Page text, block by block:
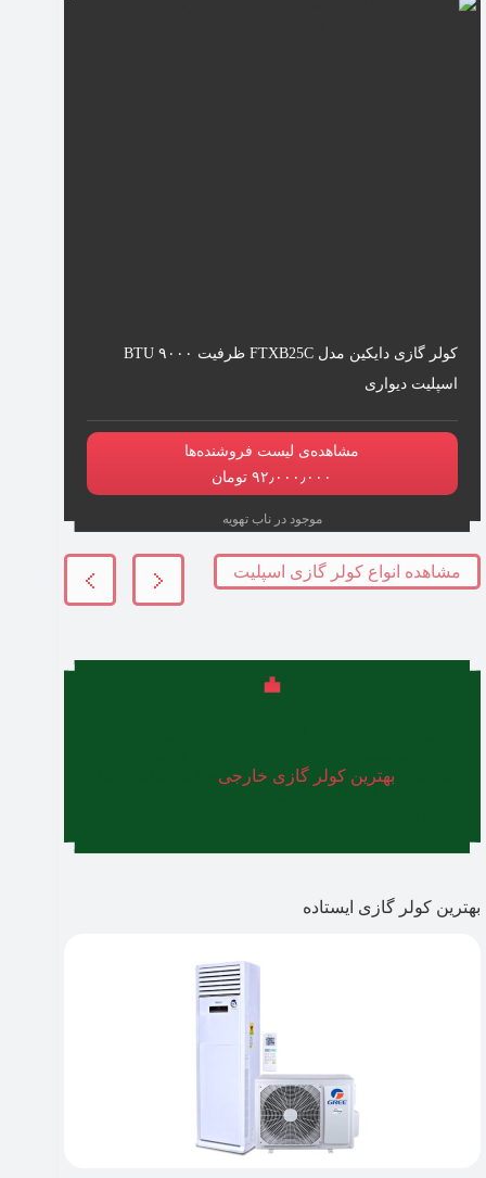
کولر گازی دایکین مدل FTXB25C ظرفیت ۹۰۰۰ BTU
اسپلیت دیواری
مشاهده‌ی لیست فروشنده‌ها
۹۲٫۰۰۰٫۰۰۰ تومان
موجود در ناب تهویه
مشاهده انواع کولر گازی اسپلیت
بهترین کولر گازی خارجی
بهترین کولر گازی ایستاده